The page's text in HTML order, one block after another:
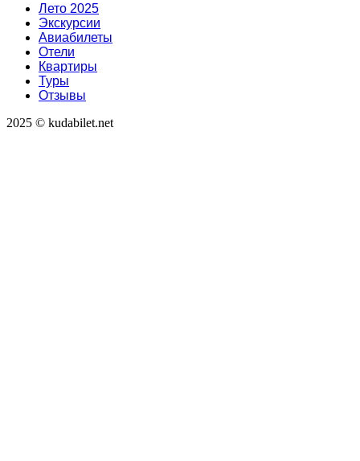
Лето 2025
Экскурсии
Авиабилеты
Отели
Квартиры
Туры
Отзывы
2025 © kudabilet.net